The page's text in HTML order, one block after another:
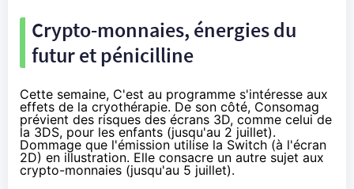
Crypto-monnaies, énergies du
futur et pénicilline
Cette semaine, C'est au programme s'intéresse aux
effets de la cryothérapie. De son côté, Consomag
prévient des risques des écrans 3D, comme celui de
la 3DS, pour les enfants (jusqu'au 2 juillet).
Dommage que l'émission utilise la Switch(à l'écran
2D) en illustration. Elle consacre un autre sujet aux
crypto-monnaies (jusqu'au 5 juillet).